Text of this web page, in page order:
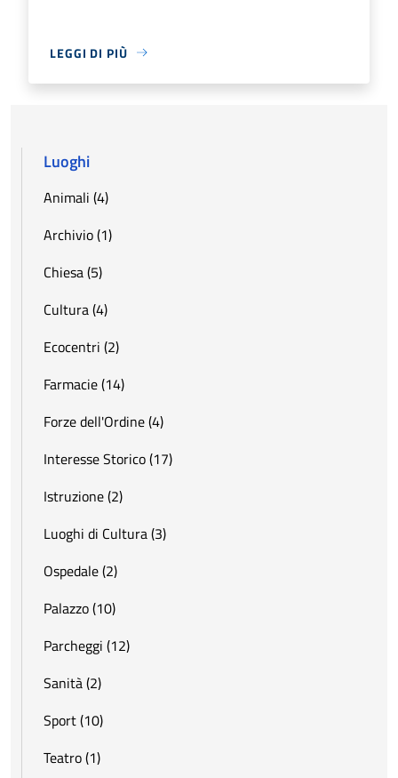
LEGGI DI PIÙ
Luoghi
Animali (4)
Archivio (1)
Chiesa (5)
Cultura (4)
Ecocentri (2)
Farmacie (14)
Forze dell'Ordine (4)
Interesse Storico (17)
Istruzione (2)
Luoghi di Cultura (3)
Ospedale (2)
Palazzo (10)
Parcheggi (12)
Sanità (2)
Sport (10)
Teatro (1)